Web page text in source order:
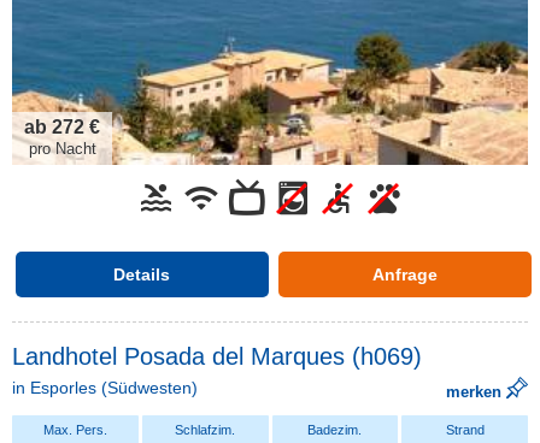
ab 272 €
pro Nacht
Details Anfrage
Landhotel Posada del Marques (h069)
in Esporles (Südwesten) merken